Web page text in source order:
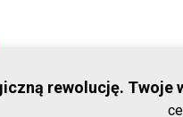
rewolucję. Twoje